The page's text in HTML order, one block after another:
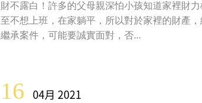
財不露白！許多的父母親深怕小孩知道家裡財
至不想上班，在家躺平，所以對於家裡的財產
繼承案件，可能要誠實面對，否...
16 04月 2021